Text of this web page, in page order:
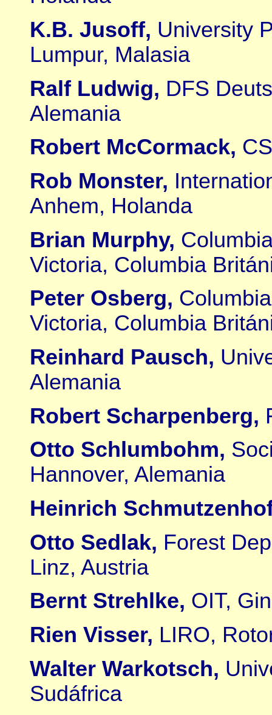
K.B. Jusoff, University
Lumpur, Malasia
Ralf Ludwig, DFS
Alemania
Robert McCormack,
Rob Monster,
Anhem, Holanda
Brian Murphy,
Victoria, Columbia
Peter Osberg,
Victoria, Columbia
Reinhard Pausch,
Alemania
Robert Scharpenberg,
Otto Schlumbohm,
Hannover, Alemania
Heinrich
Otto Sedlak, Forest
Linz, Austria
Bernt Strehlke, OIT,
Rien Visser, LIRO,
Walter Warkotsch,
Sudáfrica